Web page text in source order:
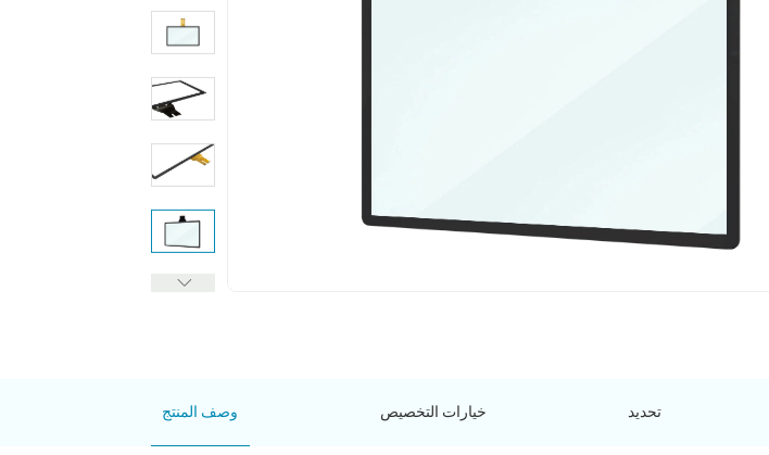
وصف المنتج خيارات التخصيص تحديد